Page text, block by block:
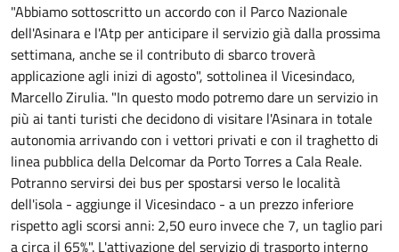
"Abbiamo sottoscritto un accordo con il Parco Nazionale
dell'Asinara e l'Atp per anticipare il servizio già dalla prossima
settimana, anche se il contributo di sbarco troverà
applicazione agli inizi di agosto", sottolinea il Vicesindaco,
Marcello Zirulia. "In questo modo potremo dare un servizio in
più ai tanti turisti che decidono di visitare l'Asinara in totale
autonomia arrivando con i vettori privati e con il traghetto di
linea pubblica della Delcomar da Porto Torres a Cala Reale.
Potranno servirsi dei bus per spostarsi verso le località
dell'isola - aggiunge il Vicesindaco - a un prezzo inferiore
rispetto agli scorsi anni: 2,50 euro invece che 7, un taglio pari
a circa il 65%". L'attivazione del servizio di trasporto interno